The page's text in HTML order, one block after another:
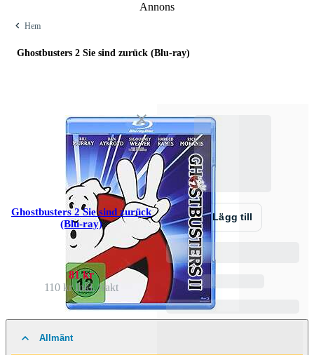
Annons
Hem
Ghostbusters 2 Sie sind zurück (Blu-ray)
Ghostbusters 2 Sie sind zurück
(Blu-ray)
81 kr
110 krInkl. frakt
Lägg till
Allmänt